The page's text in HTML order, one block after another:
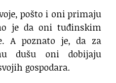
pošto i oni primaju
je da oni tuđinskim
A poznato je, da za
dušu oni dobijaju
gospodara.